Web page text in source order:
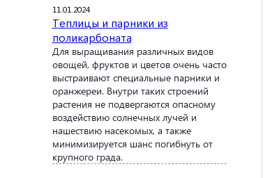
11.01.2024
Теплицы и парники из
поликарбоната
Для выращивания различных видов
овощей, фруктов и цветов очень часто
выстраивают специальные парники и
оранжереи. Внутри таких строений
растения не подвергаются опасному
воздействию солнечных лучей и
нашествию насекомых, а также
минимизируется шанс погибнуть от
крупного града.